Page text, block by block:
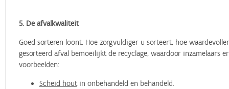
5. De afvalkwaliteit
Goed sorteren loont. Hoe zorgvuldiger u sorteert, hoe
gesorteerd afval bemoeilijkt de recyclage, waardoor inzamelaars
voorbeelden:
Scheid houtin onbehandeld en behandeld.